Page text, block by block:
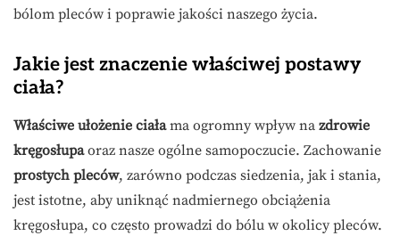
bólom pleców i poprawie jakości naszego życia.
Jakie jest znaczenie właściwej postawy
ciała?
Właściwe ułożenie ciałama ogromny wpływ na zdrowie
kręgosłupaoraz nasze ogólne samopoczucie. Zachowanie
prostych pleców, zarówno podczas siedzenia, jak i stania,
jest istotne, aby uniknąć nadmiernego obciążenia
kręgosłupa, co często prowadzi do bólu w okolicy pleców.